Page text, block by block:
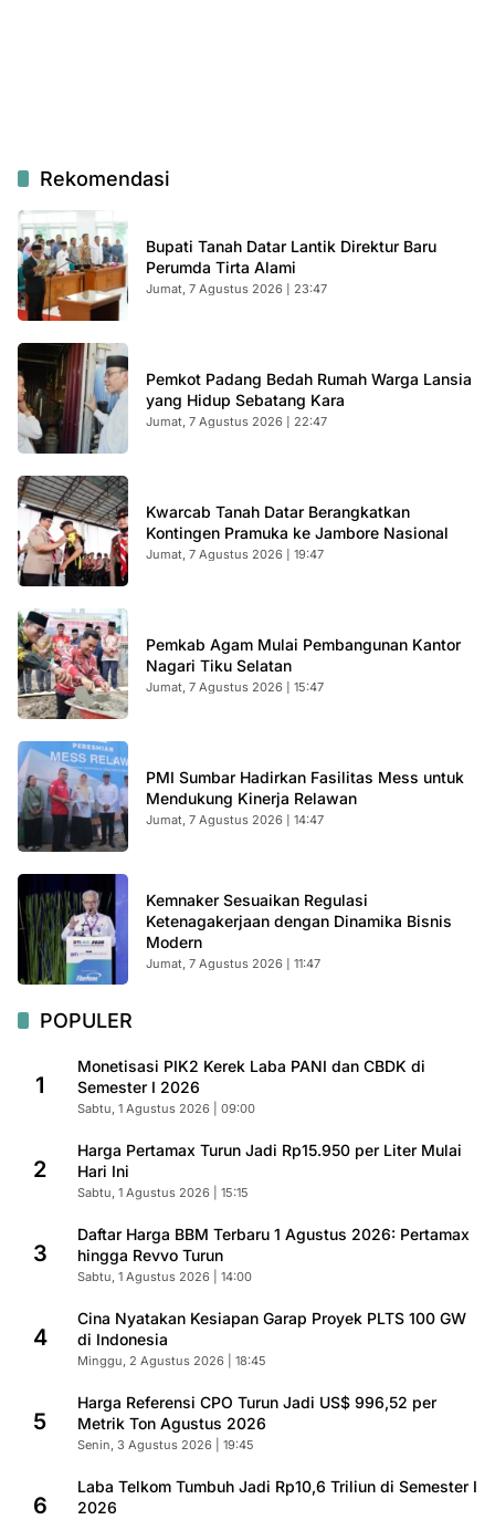
Rekomendasi
Bupati Tanah Datar Lantik Direktur Baru
Perumda Tirta Alami
Jumat, 7 Agustus 2026 | 23:47
Pemkot Padang Bedah Rumah Warga Lansia
yang Hidup Sebatang Kara
Jumat, 7 Agustus 2026 | 22:47
Kwarcab Tanah Datar Berangkatkan
Kontingen Pramuka ke Jambore Nasional
Jumat, 7 Agustus 2026 | 19:47
Pemkab Agam Mulai Pembangunan Kantor
Nagari Tiku Selatan
Jumat, 7 Agustus 2026 | 15:47
PMI Sumbar Hadirkan Fasilitas Mess untuk
Mendukung Kinerja Relawan
Jumat, 7 Agustus 2026 | 14:47
Kemnaker Sesuaikan Regulasi
Ketenagakerjaan dengan Dinamika Bisnis
Modern
Jumat, 7 Agustus 2026 | 11:47
POPULER
1
Monetisasi PIK2 Kerek Laba PANI dan CBDK di
Semester I 2026
Sabtu, 1 Agustus 2026 | 09:00
2
Harga Pertamax Turun Jadi Rp15.950 per Liter Mulai
Hari Ini
Sabtu, 1 Agustus 2026 | 15:15
3
Daftar Harga BBM Terbaru 1 Agustus 2026: Pertamax
hingga Revvo Turun
Sabtu, 1 Agustus 2026 | 14:00
4
Cina Nyatakan Kesiapan Garap Proyek PLTS 100 GW
di Indonesia
Minggu, 2 Agustus 2026 | 18:45
5
Harga Referensi CPO Turun Jadi US$ 996,52 per
Metrik Ton Agustus 2026
Senin, 3 Agustus 2026 | 19:45
6
Laba Telkom Tumbuh Jadi Rp10,6 Triliun di Semester I
2026